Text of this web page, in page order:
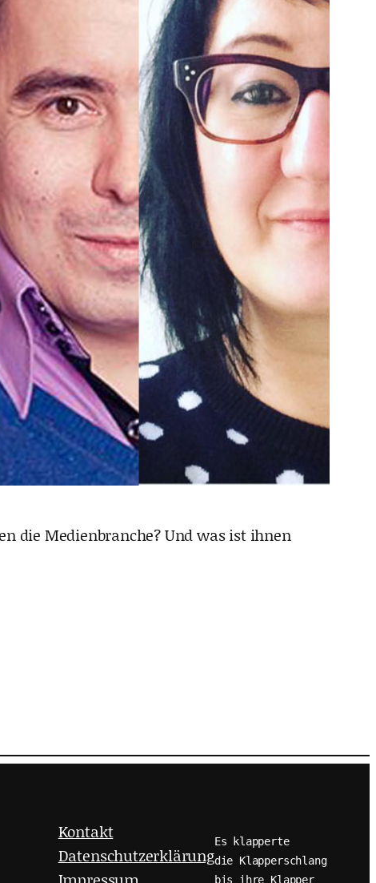
die Medienbranche? Und was ist ihnen
Kontakt
Datenschutzerklärung
Es klapperte
die Klapperschlang
bis ihre Klapper